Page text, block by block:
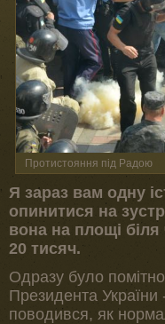
Протистояння під Радою
Я зараз вам одну
опинитися на
вона на площі
20 тисяч.
Одразу було
Президента
поводився, як